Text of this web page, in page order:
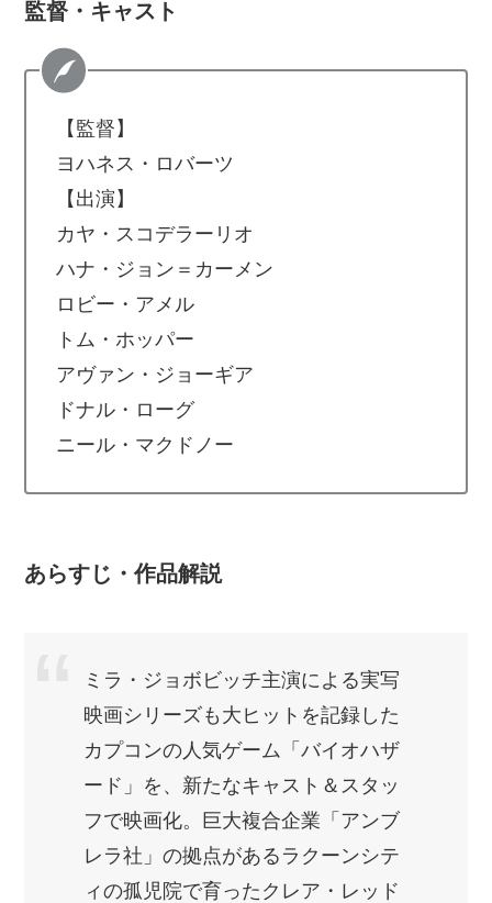
監督・キャスト
【監督】
ヨハネス・ロバーツ
【出演】
カヤ・スコデラーリオ
ハナ・ジョン＝カーメン
ロビー・アメル
トム・ホッパー
アヴァン・ジョーギア
ドナル・ローグ
ニール・マクドノー
あらすじ・作品解説
ミラ・ジョボビッチ主演による実写
映画シリーズも大ヒットを記録した
カプコンの人気ゲーム「バイオハザ
ード」を、新たなキャスト＆スタッ
フで映画化。巨大複合企業「アンブ
レラ社」の拠点があるラクーンシテ
ィの孤児院で育ったクレア・レッド